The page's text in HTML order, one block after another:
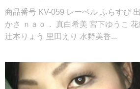
商品番号 KV-059 レーベル ふらすぴ
かさ ｎａｏ． 真白希美 宮下ゆうこ
辻本りょう 里田えり 水野美香...